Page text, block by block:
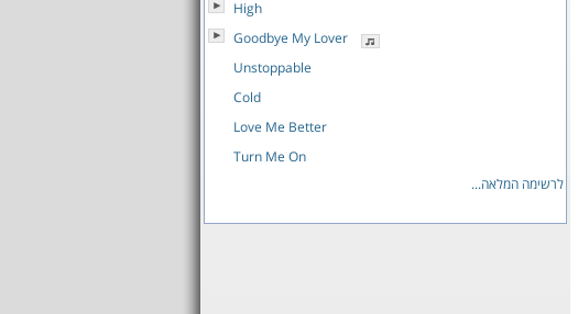
High
Goodbye My Lover
Unstoppable
Cold
Love Me Better
Turn Me On
לרשימה המלאה...